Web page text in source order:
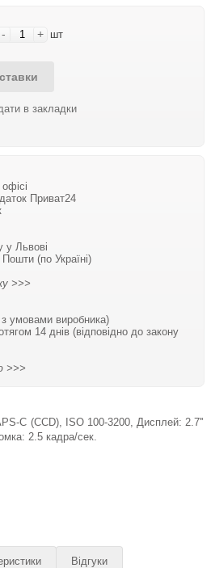
- + шт
в закладки
Приват24
у Львові
(по Україні)
>>>
з умовами виробника)
14 днів (відповідно до закону
>>>
C (CCD), ISO 100-3200, Дисплей: 2.7''
2.5 кадра/сек.
Відгуки